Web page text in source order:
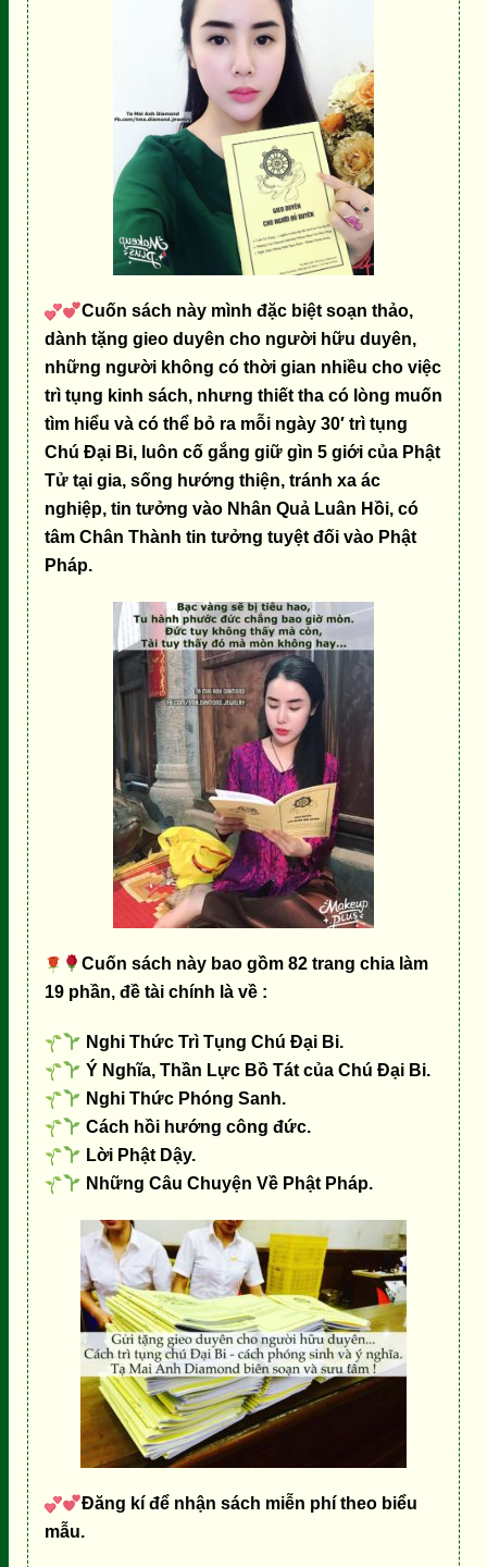
Cuốn sách này mình đặc biệt soạn thảo,
dành tặng gieo duyên cho người hữu duyên,
những người không có thời gian nhiều cho việc
trì tụng kinh sách, nhưng thiết tha có lòng muốn
tìm hiểu và có thể bỏ ra mỗi ngày 30′ trì tụng
Chú Đại Bi, luôn cố gắng giữ gìn 5 giới của Phật
Tử tại gia, sống hướng thiện, tránh xa ác
nghiệp, tin tưởng vào Nhân Quả Luân Hồi, có
tâm Chân Thành tin tưởng tuyệt đối vào Phật
Pháp.
Cuốn sách này bao gồm 82 trang chia làm
19 phần, đề tài chính là về :
Nghi Thức Trì Tụng Chú Đại Bi.
Ý Nghĩa, Thần Lực Bồ Tát của Chú Đại Bi.
Nghi Thức Phóng Sanh.
Cách hồi hướng công đức.
Lời Phật Dậy.
Những Câu Chuyện Về Phật Pháp.
Đăng kí để nhận sách miễn phí theo biểu
mẫu.